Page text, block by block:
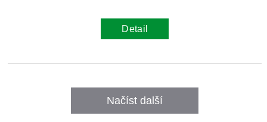
Detail
Načíst další